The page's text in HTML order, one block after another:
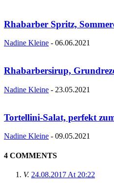
Rhabarber Spritz,
Nadine Kleine - 06.06.2021
Rhabarbersirup,
Nadine Kleine - 23.05.2021
Tortellini-Salat, perfekt
Nadine Kleine - 09.05.2021
4 COMMENTS
V. 24.08.2017 At 20:22